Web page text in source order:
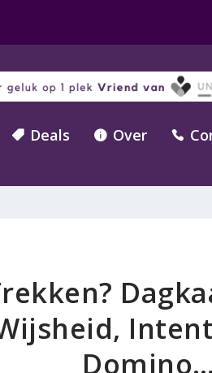
 Deals  Over 